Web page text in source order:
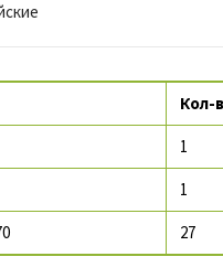
Кол-
1
1
27